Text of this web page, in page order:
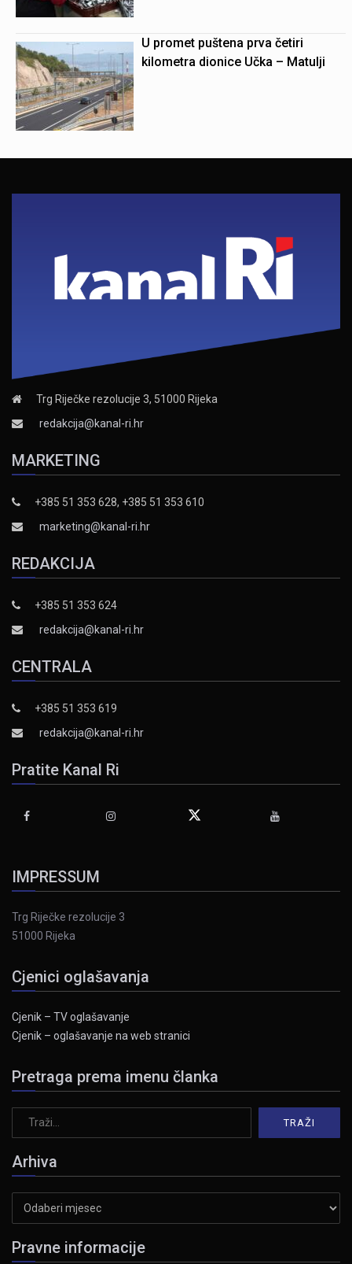
U promet puštena prva četiri
kilometra dionice Učka – Matulji
Trg Riječke rezolucije 3, 51000 Rijeka
redakcija@kanal-ri.hr
MARKETING
+385 51 353 628, +385 51 353 610
marketing@kanal-ri.hr
REDAKCIJA
+385 51 353 624
redakcija@kanal-ri.hr
CENTRALA
+385 51 353 619
redakcija@kanal-ri.hr
Pratite Kanal Ri
IMPRESSUM
Trg Riječke rezolucije 3
51000 Rijeka
Cjenici oglašavanja
Cjenik – TV oglašavanje
Cjenik – oglašavanje na web stranici
Pretraga prema imenu članka
Arhiva
Pravne informacije